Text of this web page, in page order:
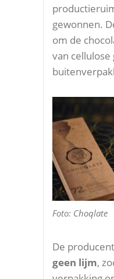
gewonnen.
om de
van cellulose
Foto: Choqlate
De
geen lijm,